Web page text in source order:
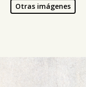
Otras imágenes